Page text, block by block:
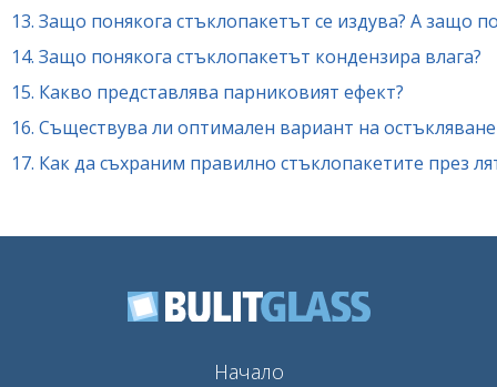
13. Защо понякога стъклопакетът се издува? А защо
14. Защо понякога стъклопакетът кондензира влага?
15. Какво представлява парниковият ефект?
16. Съществува ли оптимален вариант на остъкляване
17. Как да съхраним правилно стъклопакетите през
Начало